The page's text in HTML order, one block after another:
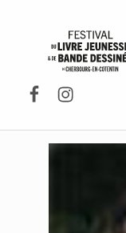
Facebook
Instagram